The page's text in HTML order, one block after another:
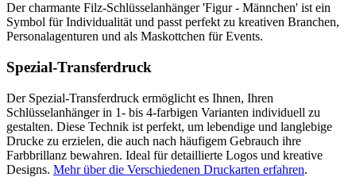
Der charmante Filz-Schlüsselanhänger 'Figur - Männchen' ist ein
Symbol für Individualität und passt perfekt zu kreativen Branchen,
Personalagenturen und als Maskottchen für Events.
Spezial-Transferdruck
Der Spezial-Transferdruck ermöglicht es Ihnen, Ihren
Schlüsselanhänger in 1- bis 4-farbigen Varianten individuell zu
gestalten. Diese Technik ist perfekt, um lebendige und langlebige
Drucke zu erzielen, die auch nach häufigem Gebrauch ihre
Farbbrillanz bewahren. Ideal für detaillierte Logos und kreative
Designs. Mehr über die Verschiedenen Druckarten erfahren.